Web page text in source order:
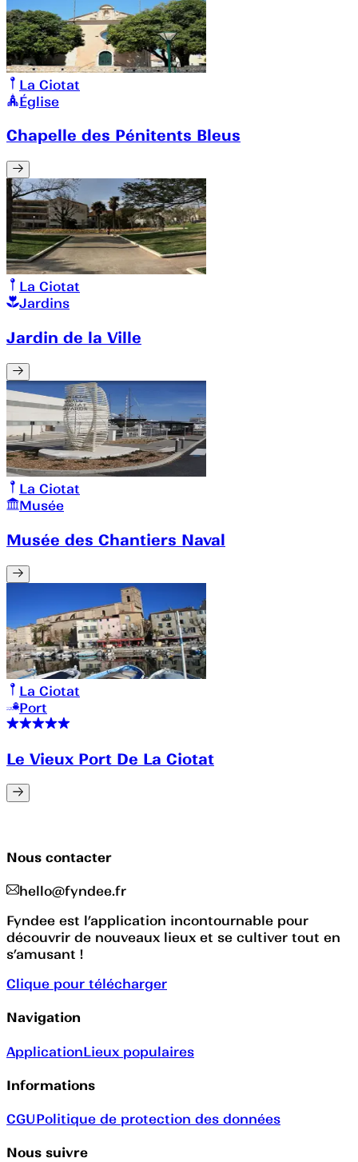
La Ciotat
Église
Chapelle des Pénitents Bleus
La Ciotat
Jardins
Jardin de la Ville
La Ciotat
Musée
Musée des Chantiers Naval
La Ciotat
Port
Le Vieux Port De La Ciotat
Nous contacter
hello@fyndee.fr
Fyndee est l’application incontournable pour
découvrir de nouveaux lieux et se cultiver tout en
s’amusant !
Clique pour télécharger
Navigation
ApplicationLieux populaires
Informations
CGUPolitique de protection des données
Nous suivre